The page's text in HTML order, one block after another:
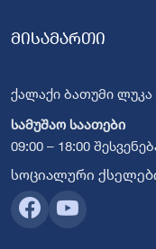
მისამართი
ქალაქი ბათუმი ლუკა
სამუშაო საათები
09:00 – 18:00
სოციალური